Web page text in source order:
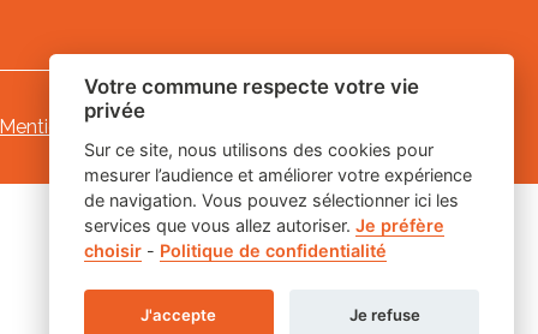
Mentions légales
Votre commune respecte votre vie
privée
Sur ce site, nous utilisons des cookies pour
mesurer l’audience et améliorer votre expérience
de navigation. Vous pouvez sélectionner ici les
services que vous allez autoriser. Je préfère
choisir- Politique de confidentialité
J'accepte Je refuse